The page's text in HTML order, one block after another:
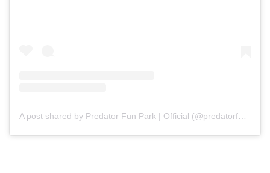
A post shared by Predator Fun Park | Official (@predatorfunpark)